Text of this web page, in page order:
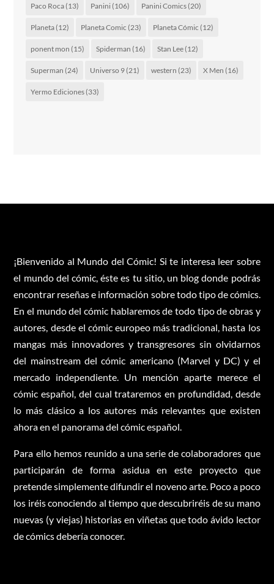
Paco Roca(13) Panini(106) Panini Comics(20)
Planeta(12) Planeta Comic (23) Planeta Cómic (12)
ponent mon (15) Spiderman (16) Stan Lee(12)
Superman (24) Universo 9(21) western (23) X Men (16)
Yermo Ediciones(33)
¡Bienvenido al Mundo del Cómic! Si te interesa leer sobre
el mundo del cómic, éste es tu sitio, un blog donde podrás
encontrar reseñas e información sobre todo tipo de cómics.
En el mundo del cómic hablaremos de todo tipo de obras y
autores, desde el cómic europeo más tradicional, hasta los
mangas más innovadores y transgresores sin olvidarnos
del mainstream del cómic americano (Marvel y DC) y el
mercado independiente. Un mención aparte merece el
cómic español, del cual trataremos en profundidad, desde
lo más clásico a los autores más relevantes que existen
ahora en el panorama del cómic español.
Para ello hemos reunido a una serie de colaboradores que
participarán de forma asidua en este proyecto que
pretende simplemente difundir el noveno arte. Poco a poco
los iréis conociendo al tiempo que descubriréis de su mano
nuevas (y viejas) historias en viñetas que todo ávido lector
de cómics debería conocer.